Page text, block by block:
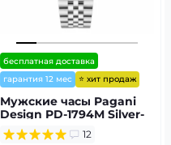
бесплатная доставка
гарантия 12 мес
⭐ хит продаж
Мужские часы Pagani
Design PD-1794M Silver-
Green
12